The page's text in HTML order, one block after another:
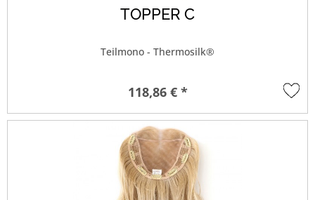
TOPPER C
Teilmono - Thermosilk®
118,86 € *